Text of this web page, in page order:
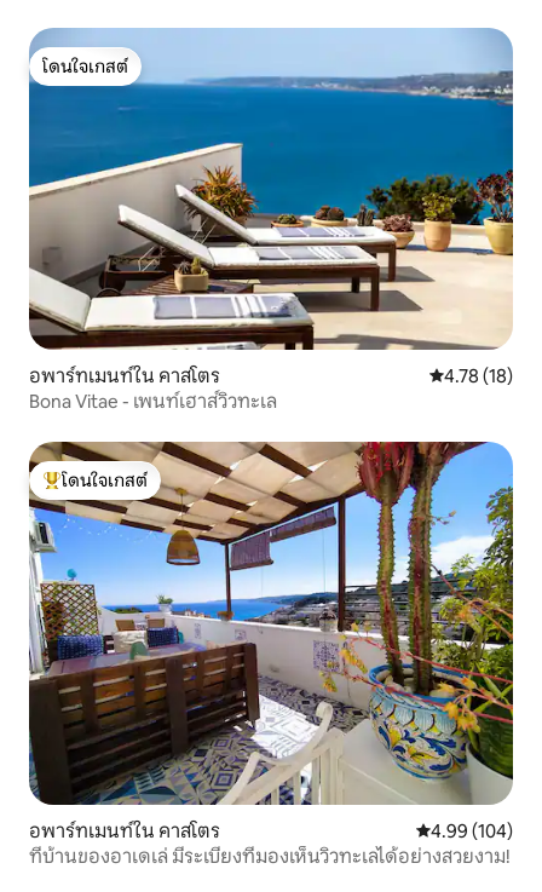
โดนใจเกสต์
โดนใจเกสต์
อพาร์ทเมนท์ใน คาสโตร คะแนนเฉลี่ย
4.78 (18)
Bona Vitae - เพนท์เฮาส์วิวทะเล
โดนใจเกสต์ที่สุด
โดนใจเกสต์
อพาร์ทเมนท์ใน คาสโตร คะแนนเฉลี่ย
4.99 (104)
ที่บ้านของอาเดเล่ มีระเบียงที่มองเห็นวิวทะเลได้อย่างสวยงาม!